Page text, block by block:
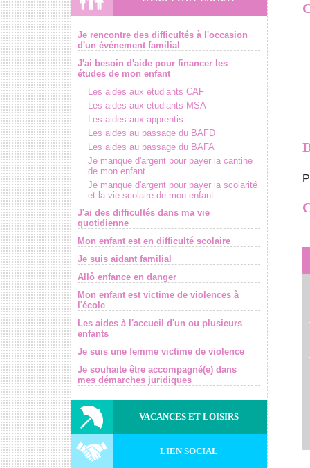
Je rencontre des difficultés à l'occasion
d'un événement familial
J'ai besoin d'aide pour financer les
études de mon enfant
Les aides aux étudiants CAF
Les aides aux étudiants MSA
Les aides aux apprentis
Les aides au passage du BAFD
Les aides au passage du BAFA
Je manque d'argent pour payer la cantine
de mon enfant
Je manque d'argent pour payer la scolarité
et la vie scolaire de mon enfant
J'ai des difficultés dans ma vie
quotidienne
Mon enfant est en difficulté scolaire
Je suis aidant familial
Allô enfance en danger
Mon enfant est victime de violences à
l'école
Les aides à l'accueil d'un ou plusieurs
enfants
Je suis une femme victime de violence
Je souhaite être accompagné(e) dans
mes démarches juridiques
VACANCES ET LOISIRS
LIEN SOCIAL